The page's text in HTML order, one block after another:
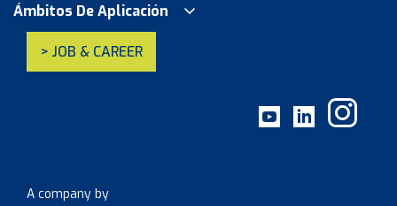
Ámbitos De Aplicación
> JOB & CAREER
A company by